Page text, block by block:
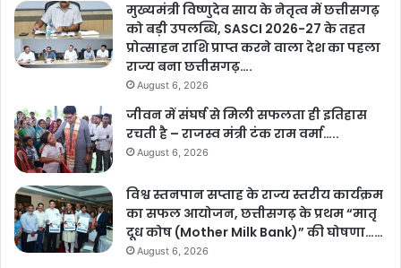
मुख्यमंत्री विष्णुदेव साय के नेतृत्व में छत्तीसगढ़
को बड़ी उपलब्धि, SASCI 2026-27 के तहत
प्रोत्साहन राशि प्राप्त करने वाला देश का पहला
राज्य बना छत्तीसगढ़….
August 6, 2026
जीवन में संघर्ष से मिली सफलता ही इतिहास
रचती है – राजस्व मंत्री टंक राम वर्मा…..
August 6, 2026
विश्व स्तनपान सप्ताह के राज्य स्तरीय कार्यक्रम
का सफल आयोजन, छत्तीसगढ़ के प्रथम “मातृ
दूध कोष (Mother Milk Bank)” की घोषणा……
August 6, 2026